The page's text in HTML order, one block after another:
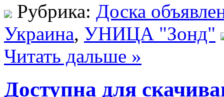
Рубрика: Доска
Украина, УНИЦА "Зонд"
Читать дальше »
Доступна для